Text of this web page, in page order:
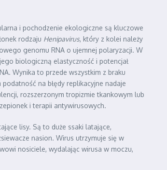
i pochodzenie ekologiczne są kluczowe
rodzaju Henipavirus, który z kolei należy
genomu RNA o ujemnej polaryzacji. W
biologiczną elastyczność i potencjał
Wynika to przede wszystkim z braku
na błędy replikacyjne nadaje
rozszerzonym tropizmie tkankowym lub
i terapii antywirusowych.
lisy. Są to duże ssaki latające,
nasion. Wirus utrzymuje się w
nosiciele, wydalając wirusa w moczu,